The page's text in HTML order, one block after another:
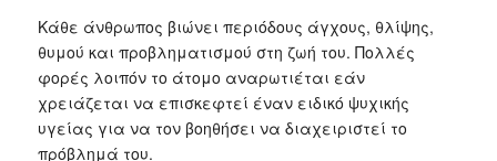
Κάθε άνθρωπος βιώνει περιόδους άγχους, θλίψης,
θυμού και προβληματισμού στη ζωή του. Πολλές
φορές λοιπόν το άτομο αναρωτιέται εάν
χρειάζεται να επισκεφτεί έναν ειδικό ψυχικής
υγείας για να τον βοηθήσει να διαχειριστεί το
πρόβλημά του.